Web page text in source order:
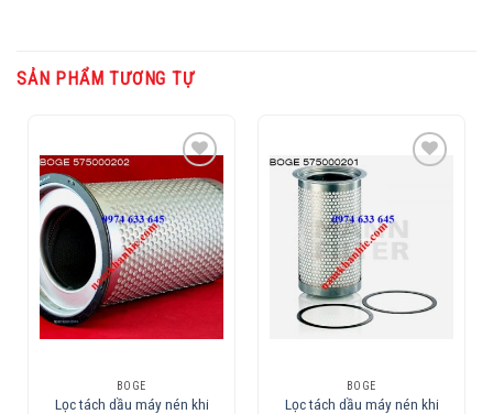
SẢN PHẨM TƯƠNG TỰ
Add to
Wishlist
BOGE
Lọc tách dầu máy nén khi
BOGE
Lọc tách dầu máy nén khi